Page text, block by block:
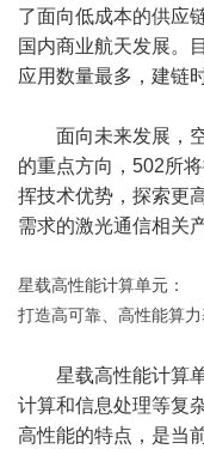
了面向低成本的供应
国内商业航天发展。
应用数量最多，建链
面向未来发展，
的重点方向，502所
挥技术优势，探索更
需求的激光通信相关
星载高性能计算单元：
打造高可靠、高性能算
星载高性能计算
计算和信息处理等复
高性能的特点，是当